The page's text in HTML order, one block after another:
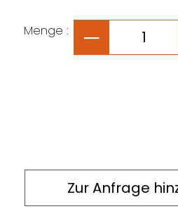
Menge :
Zur Anfrage